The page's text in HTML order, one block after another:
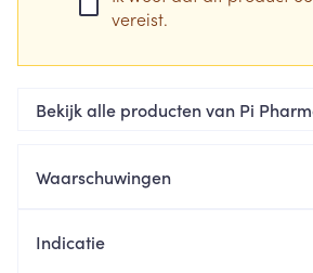
vereist.
Bekijk alle producten van Pi
Waarschuwingen
Indicatie